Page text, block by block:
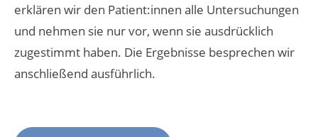
erklären wir den Patient:innen alle Untersuchungen
und nehmen sie nur vor, wenn sie ausdrücklich
zugestimmt haben. Die Ergebnisse besprechen wir
anschließend ausführlich.